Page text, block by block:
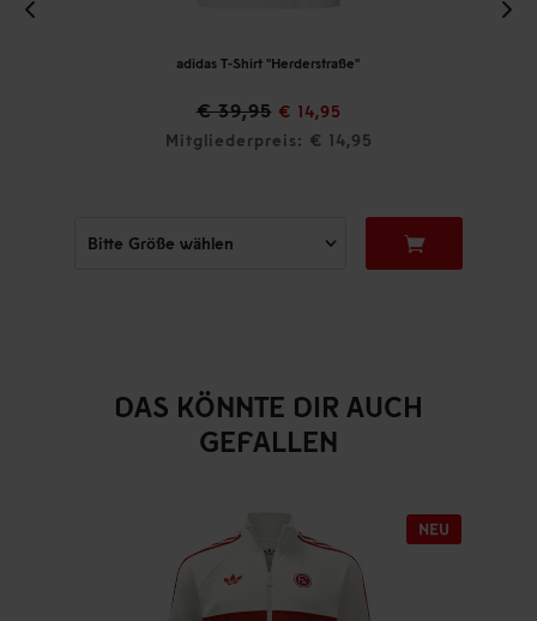
adidas T-Shirt "Herderstraße"
€ 39,95 € 14,95
Mitgliederpreis: € 14,95
DAS KÖNNTE DIR AUCH
GEFALLEN